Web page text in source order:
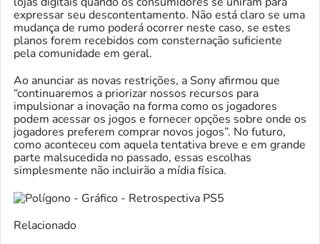
expressar seu descontentamento. Não está claro se uma
mudança de rumo poderá ocorrer neste caso, se estes
planos forem recebidos com consternação suficiente
pela comunidade em geral.
Ao anunciar as novas restrições, a Sony afirmou que
“continuaremos a priorizar nossos recursos para
impulsionar a inovação na forma como os jogadores
podem acessar os jogos e fornecer opções sobre onde os
jogadores preferem comprar novos jogos”. No futuro,
como aconteceu com aquela tentativa breve e em grande
parte malsucedida no passado, essas escolhas
simplesmente não incluirão a mídia física.
Relacionado